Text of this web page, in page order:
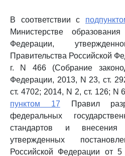
В соответствии с
Министерстве
Федерации,
Правительства Российской
г. N 466 (Собрание
Федерации, 2013, N 23, ст.
ст. 4702; 2014, N 2, ст. 126; N
пунктом 17 Правил
федеральных
стандартов и
утвержденных
Российской Федерации от